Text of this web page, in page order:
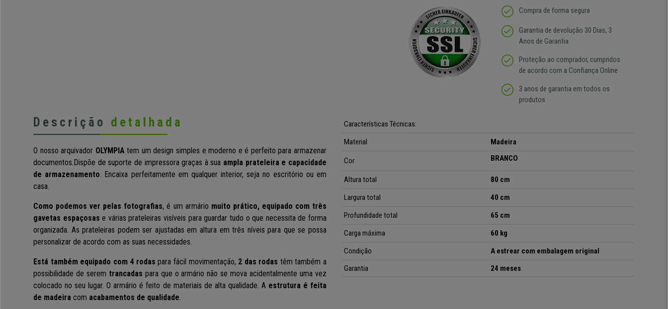
Compra de forma segura
Garantia de devolução 30 Dias, 3
Anos de Garantia
Proteção ao comprador, cumpridos
de acordo com a Confiança Online
3 anos de garantia em todos os
produtos
Descrição detalhada
O nosso arquivador OLYMPIAtem um design simples e moderno e é perfeito para armazenar
documentos.Dispõe de suporte de impressora graças à sua ampla prateleira e capacidade
de armazenamento. Encaixa perfeitamente em qualquer interior, seja no escritório ou em
casa.
Como podemos ver pelas fotografias, é um armário muito prático, equipado com três
gavetas espaçosas e várias prateleiras visíveis para guardar tudo o que necessita de forma
organizada. As prateleiras podem ser ajustadas em altura em três níveis para que se possa
personalizar de acordo com as suas necessidades.
Está também equipado com 4 rodas para fácil movimentação, 2 das rodas têm também a
possibilidade de serem trancadas para que o armário não se mova acidentalmente uma vez
colocado no seu lugar. O armário é feito de materiais de alta qualidade. A estrutura é feita
de madeira com acabamentos de qualidade.
Características Técnicas:
Material
Madeira
Cor BRANCO
Altura total
80 cm
Largura total
40 cm
Profundidade total
65 cm
Carga máxima
60 kg
Condição
A estrear com embalagem original
Garantia
24 meses